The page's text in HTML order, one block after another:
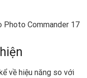
về hiệu năng so với